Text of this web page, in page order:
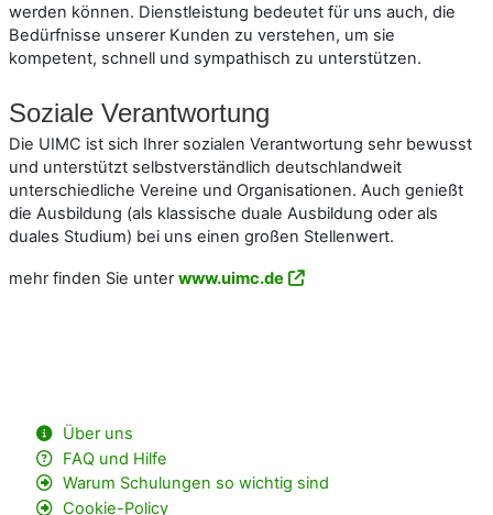
werden können. Dienstleistung bedeutet für uns auch, die
Bedürfnisse unserer Kunden zu verstehen, um sie
kompetent, schnell und sympathisch zu unterstützen.
Soziale Verantwortung
Die UIMC ist sich Ihrer sozialen Verantwortung sehr bewusst
und unterstützt selbstverständlich deutschlandweit
unterschiedliche Vereine und Organisationen. Auch genießt
die Ausbildung (als klassische duale Ausbildung oder als
duales Studium) bei uns einen großen Stellenwert.
mehr finden Sie unterwww.uimc.de
Über uns
FAQ und Hilfe
Warum Schulungen so wichtig sind
Cookie-Policy